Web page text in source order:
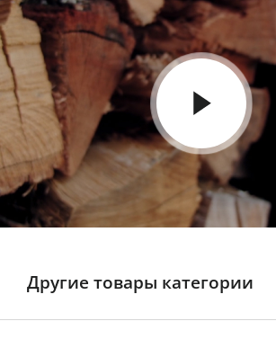
Другие товары категории